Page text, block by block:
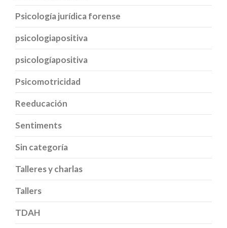
Psicología jurídica forense
psicologiapositiva
psicologíapositiva
Psicomotricidad
Reeducación
Sentiments
Sin categoría
Talleres y charlas
Tallers
TDAH